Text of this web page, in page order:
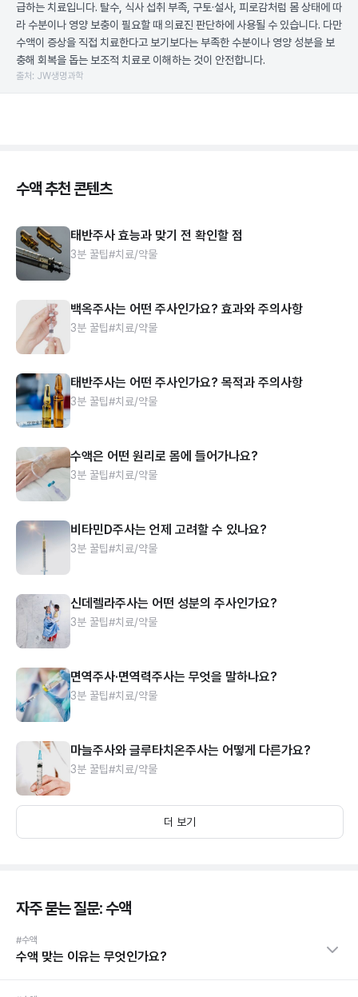
급하는 치료입니다. 탈수, 식사 섭취 부족, 구토·설사, 피로감처럼 몸 상태에 따
라 수분이나 영양 보충이 필요할 때 의료진 판단하에 사용될 수 있습니다. 다만
수액이 증상을 직접 치료한다고 보기보다는 부족한 수분이나 영양 성분을 보
충해 회복을 돕는 보조적 치료로 이해하는 것이 안전합니다.
출처: JW생명과학
수액 추천 콘텐츠
태반주사 효능과 맞기 전 확인할 점
3분 꿀팁#치료/약물
백옥주사는 어떤 주사인가요? 효과와 주의사항
3분 꿀팁#치료/약물
태반주사는 어떤 주사인가요? 목적과 주의사항
3분 꿀팁#치료/약물
수액은 어떤 원리로 몸에 들어가나요?
3분 꿀팁#치료/약물
비타민D주사는 언제 고려할 수 있나요?
3분 꿀팁#치료/약물
신데렐라주사는 어떤 성분의 주사인가요?
3분 꿀팁#치료/약물
면역주사·면역력주사는 무엇을 말하나요?
3분 꿀팁#치료/약물
마늘주사와 글루타치온주사는 어떻게 다른가요?
3분 꿀팁#치료/약물
더 보기
자주 묻는 질문: 수액
#수액
수액 맞는 이유는 무엇인가요?